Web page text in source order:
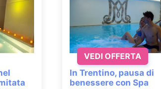
In Trentino, pausa di
benessere con Spa
VEDI OFFERTA